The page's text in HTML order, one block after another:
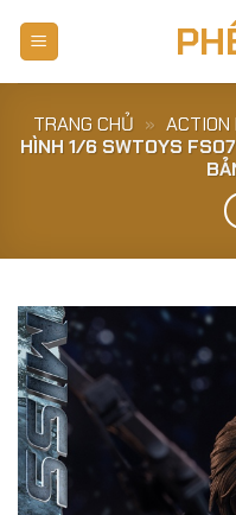
TRANG CHỦ » ACTION
HÌNH 1/6 SWTOYS